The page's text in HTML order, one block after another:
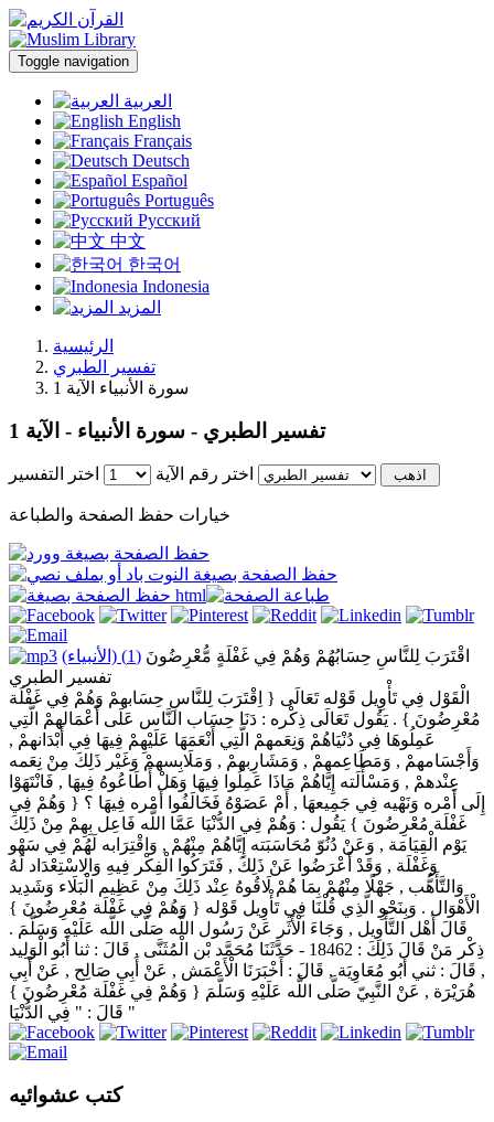
Toggle navigation
العربية
English
Français
Deutsch
Español
Português
Русский
中文
한국어
Indonesia
المزيد
الرئيسية
تفسير الطبري
سورة الأنبياء الآية 1
تفسير الطبري - سورة الأنبياء - الآية 1
اختر رقم الآية اختر التفسير
خيارات حفظ الصفحة والطباعة
اقْتَرَبَ لِلنَّاسِ حِسَابُهُمْ وَهُمْ فِي غَفْلَةٍ مُّعْرِضُونَ (1) (الأنبياء)
تفسير الطبري
الْقَوْل فِي تَأْوِيل قَوْله تَعَالَى { اِقْتَرَبَ لِلنَّاسِ حِسَابهمْ وَهُمْ فِي غَفْلَة
مُعْرِضُونَ } . يَقُول تَعَالَى ذِكْره : دَنَا حِسَاب النَّاس عَلَى أَعْمَالهمْ الَّتِي
عَمِلُوهَا فِي دُنْيَاهُمْ وَنِعَمهمْ الَّتِي أَنْعَمَهَا عَلَيْهِمْ فِيهَا فِي أَبْدَانهمْ ,
وَأَجْسَامهمْ , وَمَطَاعِمهمْ , وَمَشَارِبهمْ , وَمَلَابِسهمْ وَغَيْر ذَلِكَ مِنْ نِعَمه
عِنْدهمْ , وَمَسْأَلَته إِيَّاهُمْ مَاذَا عَمِلُوا فِيهَا وَهَلْ أَطَاعُوهُ فِيهَا , فَانْتَهَوْا
إِلَى أَمْره وَنَهْيه فِي جَمِيعهَا , أَمْ عَصَوْهُ فَخَالَفُوا أَمْره فِيهَا ؟ { وَهُمْ فِي
غَفْلَة مُعْرِضُونَ } يَقُول : وَهُمْ فِي الدُّنْيَا عَمَّا اللَّه فَاعِل بِهِمْ مِنْ ذَلِكَ
يَوْم الْقِيَامَة , وَعَنْ دُنُوّ مُحَاسَبَته إِيَّاهُمْ مِنْهُمْ , وَاقْتِرَابه لَهُمْ فِي سَهْو
وَغَفْلَة , وَقَدْ أَعْرَضُوا عَنْ ذَلِكَ , فَتَرَكُوا الْفِكْر فِيهِ وَالِاسْتِعْدَاد لَهُ
وَالتَّأَهُّب , جَهْلًا مِنْهُمْ بِمَا هُمْ لَاقُوهُ عِنْد ذَلِكَ مِنْ عَظِيم الْبَلَاء وَشَدِيد
الْأَهْوَال . وَبِنَحْوِ الَّذِي قُلْنَا فِي تَأْوِيل قَوْله { وَهُمْ فِي غَفْلَة مُعْرِضُونَ }
قَالَ أَهْل التَّأْوِيل , وَجَاءَ الْأَثَر عَنْ رَسُول اللَّه صَلَّى اللَّه عَلَيْهِ وَسَلَّمَ .
ذِكْر مَنْ قَالَ ذَلِكَ : 18462 - حَدَّثَنَا مُحَمَّد بْن الْمُثَنَّى , قَالَ : ثنا أَبُو الْوَلِيد
, قَالَ : ثني أَبُو مُعَاوِيَة , قَالَ : أَخْبَرَنَا الْأَعْمَش , عَنْ أَبِي صَالِح , عَنْ أَبِي
هُرَيْرَة , عَنْ النَّبِيّ صَلَّى اللَّه عَلَيْهِ وَسَلَّمَ { وَهُمْ فِي غَفْلَة مُعْرِضُونَ }
قَالَ : " فِي الدُّنْيَا "
كتب عشوائيه